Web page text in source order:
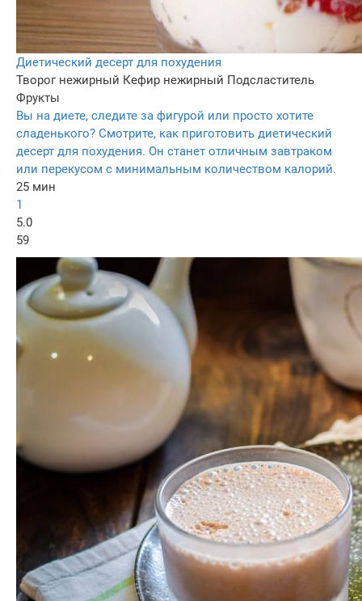
Диетический десерт для похудения
Творог нежирный Кефир нежирный Подсластитель
Фрукты
Вы на диете, следите за фигурой или просто хотите
сладенького? Смотрите, как приготовить диетический
десерт для похудения. Он станет отличным завтраком
или перекусом с минимальным количеством калорий.
25 мин
1
5.0
59